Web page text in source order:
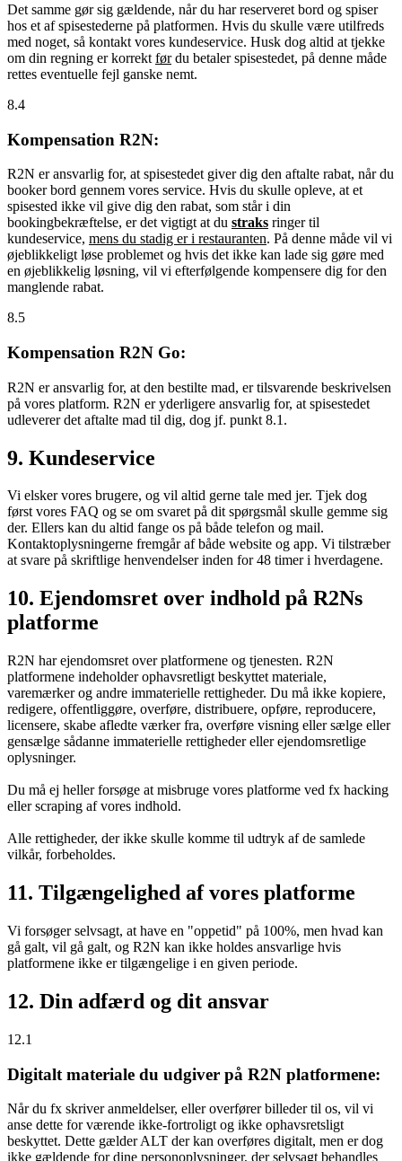
Det samme gør sig gældende, når du har reserveret bord og spiser
hos et af spisestederne på platformen. Hvis du skulle være utilfreds
med noget, så kontakt vores kundeservice. Husk dog altid at tjekke
om din regning er korrekt førdu betaler spisestedet, på denne måde
rettes eventuelle fejl ganske nemt.
8.4
Kompensation R2N:
R2N er ansvarlig for, at spisestedet giver dig den aftalte rabat, når du
booker bord gennem vores service. Hvis du skulle opleve, at et
spisested ikke vil give dig den rabat, som står i din
bookingbekræftelse, er det vigtigt at du straks ringer til
kundeservice, mens du stadig er i restauranten. På denne måde vil vi
øjeblikkeligt løse problemet og hvis det ikke kan lade sig gøre med
en øjeblikkelig løsning, vil vi efterfølgende kompensere dig for den
manglende rabat.
8.5
Kompensation R2N Go:
R2N er ansvarlig for, at den bestilte mad, er tilsvarende beskrivelsen
på vores platform. R2N er yderligere ansvarlig for, at spisestedet
udleverer det aftalte mad til dig, dog jf. punkt 8.1.
9. Kundeservice
Vi elsker vores brugere, og vil altid gerne tale med jer. Tjek dog
først vores FAQ og se om svaret på dit spørgsmål skulle gemme sig
der. Ellers kan du altid fange os på både telefon og mail.
Kontaktoplysningerne fremgår af både website og app. Vi tilstræber
at svare på skriftlige henvendelser inden for 48 timer i hverdagene.
10. Ejendomsret over indhold på R2Ns
platforme
R2N har ejendomsret over platformene og tjenesten. R2N
platformene indeholder ophavsretligt beskyttet materiale,
varemærker og andre immaterielle rettigheder. Du må ikke kopiere,
redigere, offentliggøre, overføre, distribuere, opføre, reproducere,
licensere, skabe afledte værker fra, overføre visning eller sælge eller
gensælge sådanne immaterielle rettigheder eller ejendomsretlige
oplysninger.
Du må ej heller forsøge at misbruge vores platforme ved fx hacking
eller scraping af vores indhold.
Alle rettigheder, der ikke skulle komme til udtryk af de samlede
vilkår, forbeholdes.
11. Tilgængelighed af vores platforme
Vi forsøger selvsagt, at have en "oppetid" på 100%, men hvad kan
gå galt, vil gå galt, og R2N kan ikke holdes ansvarlige hvis
platformene ikke er tilgængelige i en given periode.
12. Din adfærd og dit ansvar
12.1
Digitalt materiale du udgiver på R2N platformene:
Når du fx skriver anmeldelser, eller overfører billeder til os, vil vi
anse dette for værende ikke-fortroligt og ikke ophavsretsligt
beskyttet. Dette gælder ALT der kan overføres digitalt, men er dog
ikke gældende for dine personoplysninger, der selvsagt behandles